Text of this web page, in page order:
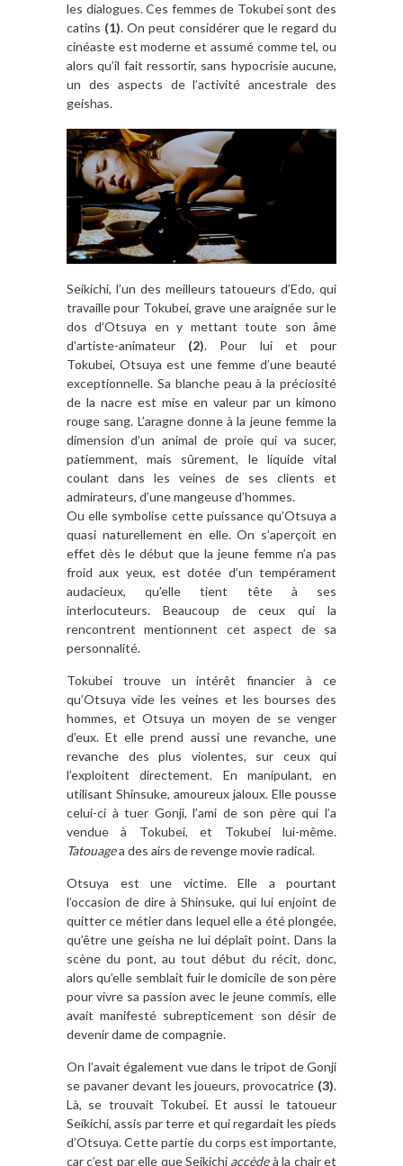
les dialogues. Ces femmes de Tokubei sont des
catins (1). On peut considérer que le regard du
cinéaste est moderne et assumé comme tel, ou
alors qu’il fait ressortir, sans hypocrisie aucune,
un des aspects de l’activité ancestrale des
geishas.
Seikichi, l’un des meilleurs tatoueurs d’Edo, qui
travaille pour Tokubei, grave une araignée sur le
dos d’Otsuya en y mettant toute son âme
d’artiste-animateur (2). Pour lui et pour
Tokubei, Otsuya est une femme d’une beauté
exceptionnelle. Sa blanche peau à la préciosité
de la nacre est mise en valeur par un kimono
rouge sang. L’aragne donne à la jeune femme la
dimension d’un animal de proie qui va sucer,
patiemment, mais sûrement, le liquide vital
coulant dans les veines de ses clients et
admirateurs, d’une mangeuse d’hommes.
Ou elle symbolise cette puissance qu’Otsuya a
quasi naturellement en elle. On s’aperçoit en
effet dès le début que la jeune femme n’a pas
froid aux yeux, est dotée d’un tempérament
audacieux, qu’elle tient tête à ses
interlocuteurs. Beaucoup de ceux qui la
rencontrent mentionnent cet aspect de sa
personnalité.
Tokubei trouve un intérêt financier à ce
qu’Otsuya vide les veines et les bourses des
hommes, et Otsuya un moyen de se venger
d’eux. Et elle prend aussi une revanche, une
revanche des plus violentes, sur ceux qui
l’exploitent directement. En manipulant, en
utilisant Shinsuke, amoureux jaloux. Elle pousse
celui-ci à tuer Gonji, l’ami de son père qui l’a
vendue à Tokubei, et Tokubei lui-même.
Tatouagea des airs de revenge movie radical.
Otsuya est une victime. Elle a pourtant
l’occasion de dire à Shinsuke, qui lui enjoint de
quitter ce métier dans lequel elle a été plongée,
qu’être une geisha ne lui déplaît point. Dans la
scène du pont, au tout début du récit, donc,
alors qu’elle semblait fuir le domicile de son père
pour vivre sa passion avec le jeune commis, elle
avait manifesté subrepticement son désir de
devenir dame de compagnie.
On l’avait également vue dans le tripot de Gonji
se pavaner devant les joueurs, provocatrice (3).
Là, se trouvait Tokubei. Et aussi le tatoueur
Seikichi, assis par terre et qui regardait les pieds
d’Otsuya. Cette partie du corps est importante,
car c’est par elle que Seikichi accèdeà la chair et